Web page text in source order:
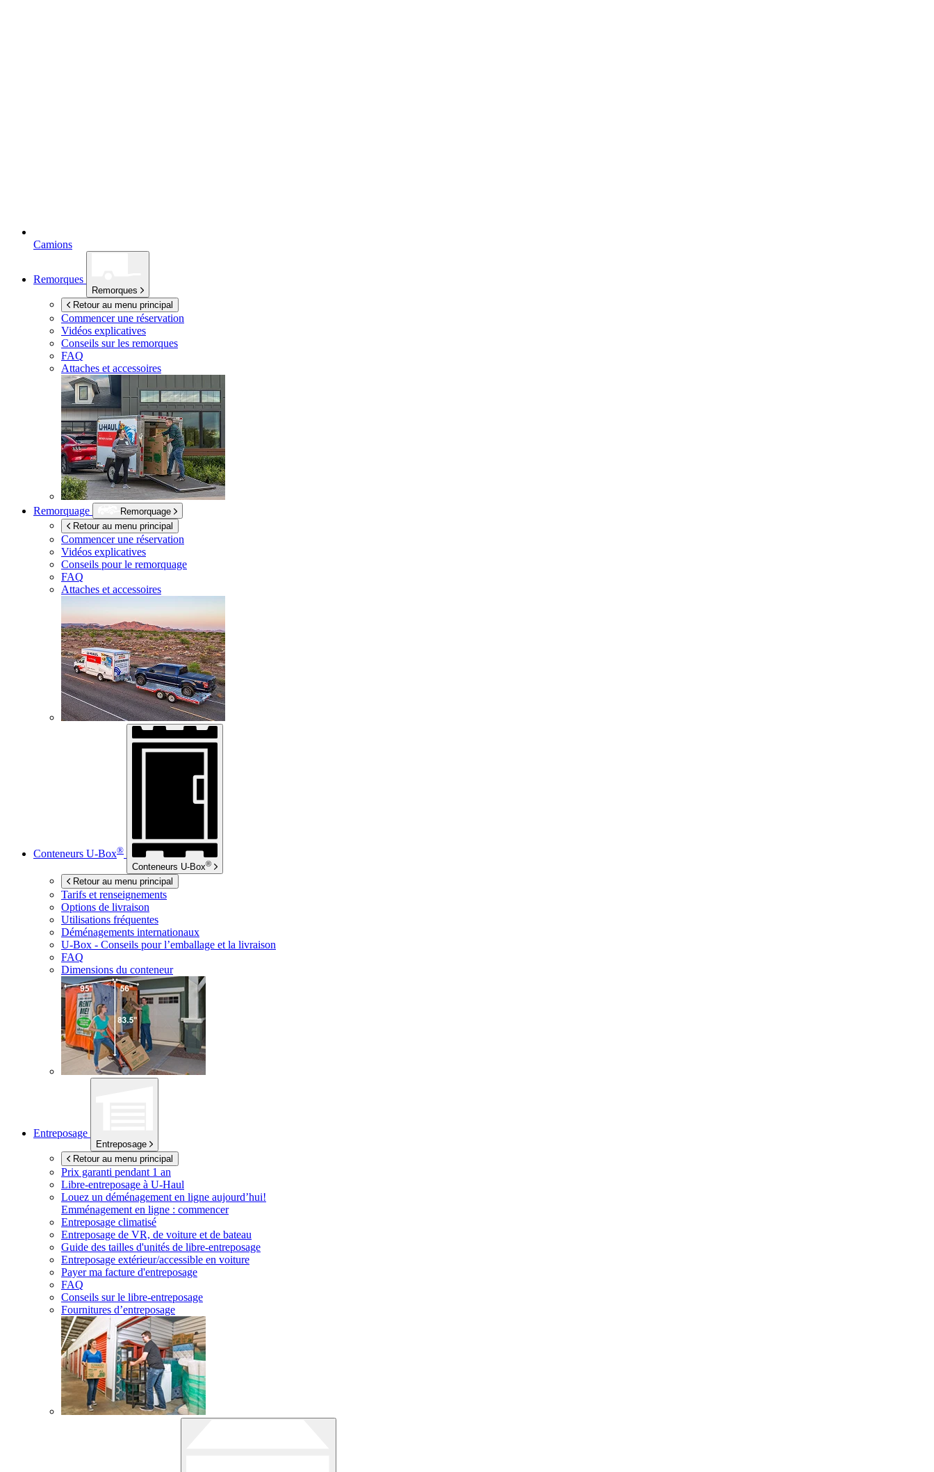
Camions
Remorques
Remorques
Retour au menu principal
Commencer une réservation
Vidéos explicatives
Conseils sur les remorques
FAQ
Attaches et accessoires
Remorquage
Remorquage
Retour au menu principal
Commencer une réservation
Vidéos explicatives
Conseils pour le remorquage
FAQ
Attaches et accessoires
Conteneurs U-Box®
Conteneurs U-Box®
Retour au menu principal
Tarifs et renseignements
Options de livraison
Utilisations fréquentes
Déménagements internationaux
U-Box - Conseils pour l’emballage et la livraison
FAQ
Dimensions du conteneur
Entreposage
Entreposage
Retour au menu principal
Prix garanti pendant 1 an
Libre-entreposage à U-Haul
Louez un déménagement en ligne aujourd’hui!
Emménagement en ligne : commencer
Entreposage climatisé
Entreposage de VR, de voiture et de bateau
Guide des tailles d'unités de libre-entreposage
Entreposage extérieur/accessible en voiture
Payer ma facture d'entreposage
FAQ
Conseils sur le libre-entreposage
Fournitures d’entreposage